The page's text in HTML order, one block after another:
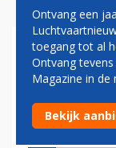
SAS
NOG
TERUG
Ontvang een
toegang tot al
Ontvang
Magazine in
Bekijk